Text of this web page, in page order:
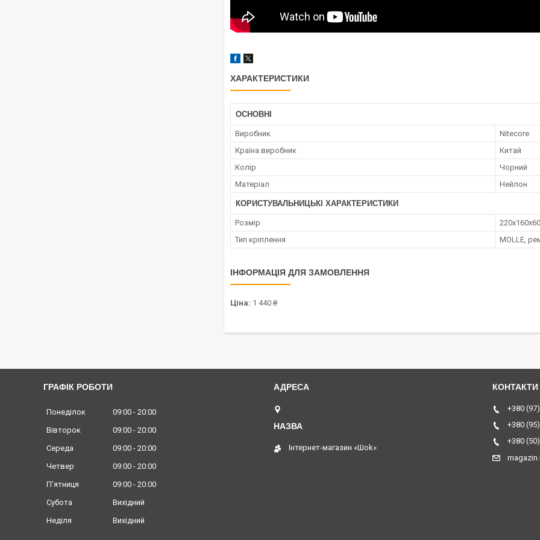
ХАРАКТЕРИСТИКИ
ОСНОВНІ
Виробник
Nitecore
Країна виробник
Китай
Колір
Чорний
Матеріал
Нейлон
КОРИСТУВАЛЬНИЦЬКІ ХАРАКТЕРИСТИКИ
Розмір
Тип кріплення
MOLLE,
ІНФОРМАЦІЯ ДЛЯ ЗАМОВЛЕННЯ
Ціна: 1 440 ₴
ГРАФІК РОБОТИ
Понеділок 09:00
20:00
Вівторок
09:00
20:00
Середа
09:00
20:00
Четвер
09:00
20:00
Пʼятниця
09:00
20:00
Субота
Вихідний
Неділя
Вихідний
Інтернет-магазин «Шоk»
+380
+380
+380